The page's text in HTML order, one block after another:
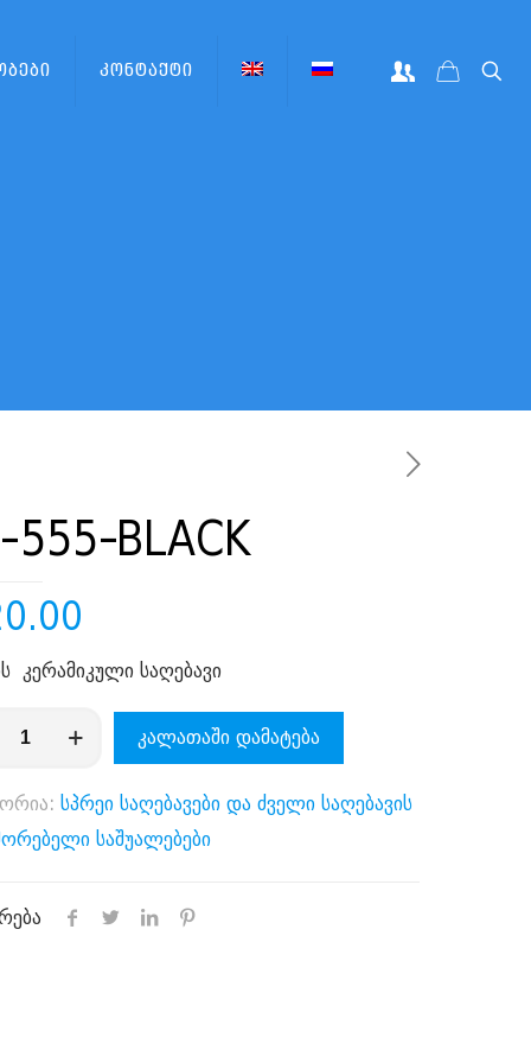
კონტაქტი
555-BLACK
კერამიკული საღებავი
კალათაში დამატება
სპრეი საღებავები და ძველი საღებავის
საშუალებები